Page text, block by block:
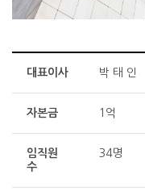
대표이사 박 태 인
자본금 1억
임직원
수
34명